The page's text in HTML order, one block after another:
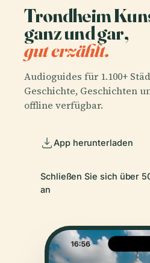
Trondheim
ganz und gar,
gut erzählt.
Audioguides für 1.100+
Geschichte, Geschichten
offline verfügbar.
App herunterladen
Schließen Sie sich über
an